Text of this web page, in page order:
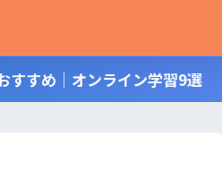
すすめ｜オンライン学習9選